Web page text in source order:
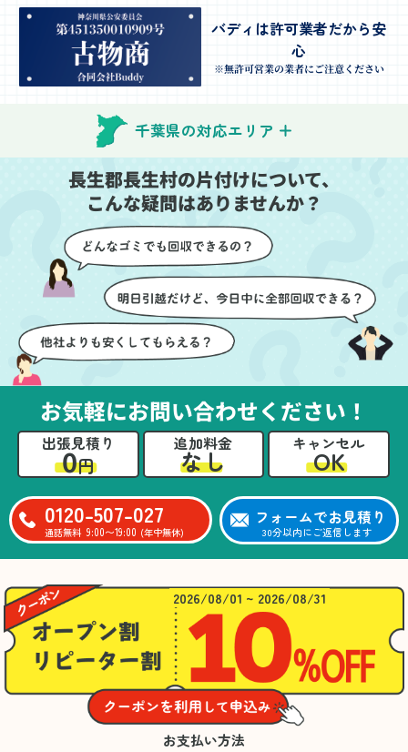
んが手際よく片付けてく
れたので、部屋が驚くほ
どスッキリしました。自
分では手が回らなかった
場所も含め、プロの力を
実感しました。
特に、物が散乱していた
部屋の整理や、細かなア
イテムの仕分けを迅速か
つ丁寧に対応していただ
けたのがありがたかった
です。家族それぞれが必
要なものを確認しながら
進めることができ、安心
感を持って作業をお任せ
できました。さらに、作
業終了後には部屋全体を
清掃していただき、まる
で新しい家のような清潔
感に感動しました。
きました。
当日は2名のスタッフが来
てくださり、作業の流れ
ちらも安心感を持って作
壁や床を傷つけないよう
に細心の注意を払ってい
ただき、家全体がスムー
ズに片付いていくのがと
ても嬉しかったです。作
業が終わった後には、こ
ちらからお願いしなくて
も部屋を簡単に清掃して
いただけたのも好印象で
した。
いても教えていただき、
今後の片付けにも役立つ
知識が増えました。また
何かあれば、ぜひお願い
心のこもったサービスを
ありがとうございまし
た。
バディは許可業者だから安
心
※無許可営業の業者にご注意ください
千葉県の対応エリア
長生郡長生村の片付けについて、
こんな疑問はありませんか？
お気軽にお問い合わせください！
出張見積り
0円
追加料金
なし
キャンセル
OK
0120-507-027
通話無料 9:00〜19:00 (年中無休)
フォームでお見積り
30分以内にご返信します
2026/08/01 ~ 2026/08/31
お支払い方法